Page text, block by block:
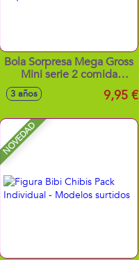
Bola Sorpresa Mega Gross
Mini serie 2 comida
asquerosa 9'5 x 9'5 x
3 años 9,95 €
NOVEDAD